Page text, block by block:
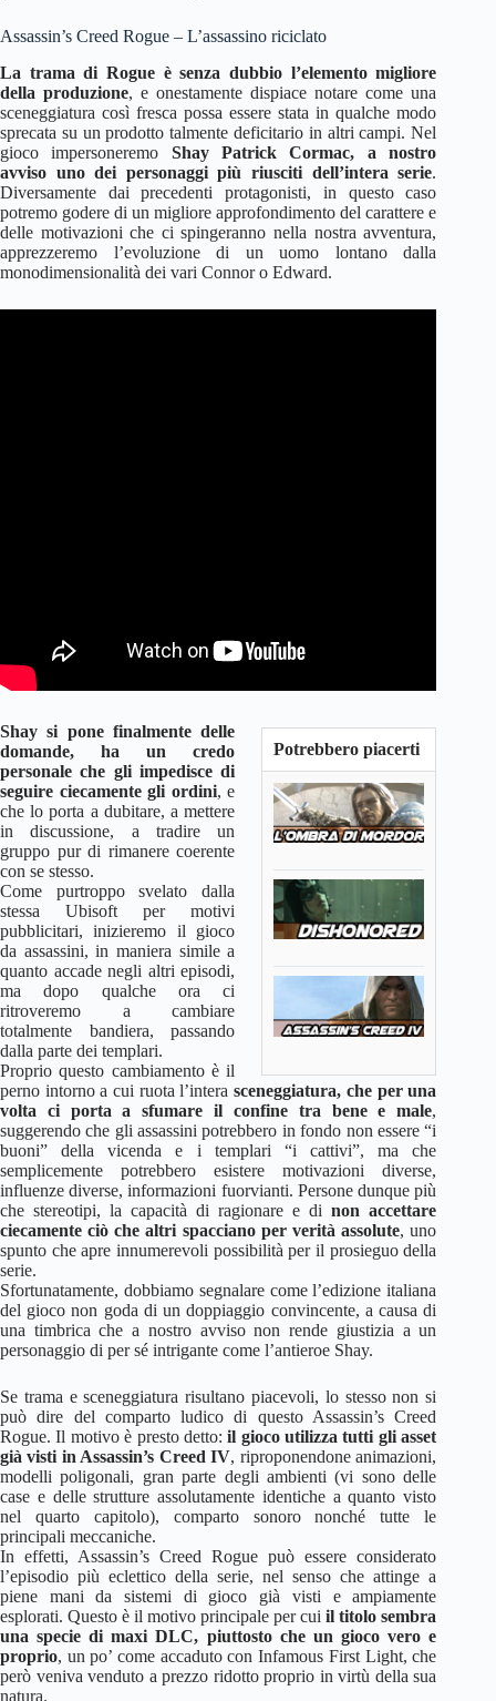
Assassin’s Creed Rogue – L’assassino riciclato
La trama di Rogue è senza dubbio l’elemento migliore
della produzione, e onestamente dispiace notare come una
sceneggiatura così fresca possa essere stata in qualche modo
sprecata su un prodotto talmente deficitario in altri campi. Nel
gioco impersoneremo Shay Patrick Cormac, a nostro
avviso uno dei personaggi più riusciti dell’intera serie.
Diversamente dai precedenti protagonisti, in questo caso
potremo godere di un migliore approfondimento del carattere e
delle motivazioni che ci spingeranno nella nostra avventura,
apprezzeremo l’evoluzione di un uomo lontano dalla
monodimensionalità dei vari Connor o Edward.
Potrebbero piacerti
Shay si pone finalmente delle
domande, ha un credo
personale che gli impedisce di
seguire ciecamente gli ordini, e
che lo porta a dubitare, a mettere
in discussione, a tradire un
gruppo pur di rimanere coerente
con se stesso.
Come purtroppo svelato dalla
stessa Ubisoft per motivi
pubblicitari, inizieremo il gioco
da assassini, in maniera simile a
quanto accade negli altri episodi,
ma dopo qualche ora ci
ritroveremo a cambiare
totalmente bandiera, passando
dalla parte dei templari.
Proprio questo cambiamento è il
perno intorno a cui ruota l’interasceneggiatura, che per una
volta ci porta a sfumare il confine tra bene e male,
suggerendo che gli assassini potrebbero in fondo non essere “i
buoni” della vicenda e i templari “i cattivi”, ma che
semplicemente potrebbero esistere motivazioni diverse,
influenze diverse, informazioni fuorvianti. Persone dunque più
che stereotipi, la capacità di ragionare e dinon accettare
ciecamente ciò che altri spacciano per verità assolute, uno
spunto che apre innumerevoli possibilità per il prosieguo della
serie.
Sfortunatamente, dobbiamo segnalare come l’edizione italiana
del gioco non goda di un doppiaggio convincente, a causa di
una timbrica che a nostro avviso non rende giustizia a un
personaggio di per sé intrigante come l’antieroe Shay.
Se trama e sceneggiatura risultano piacevoli, lo stesso non si
può dire del comparto ludico di questo Assassin’s Creed
Rogue. Il motivo è presto detto:il gioco utilizza tutti gli asset
già visti in Assassin’s Creed IV, riproponendone animazioni,
modelli poligonali, gran parte degli ambienti (vi sono delle
case e delle strutture assolutamente identiche a quanto visto
nel quarto capitolo), comparto sonoro nonché tutte le
principali meccaniche.
In effetti, Assassin’s Creed Rogue può essere considerato
l’episodio più eclettico della serie, nel senso che attinge a
piene mani da sistemi di gioco già visti e ampiamente
esplorati. Questo è il motivo principale per cuiil titolo sembra
una specie di maxi DLC, piuttosto che un gioco vero e
proprio, un po’ come accaduto con Infamous First Light, che
però veniva venduto a prezzo ridotto proprio in virtù della sua
natura.